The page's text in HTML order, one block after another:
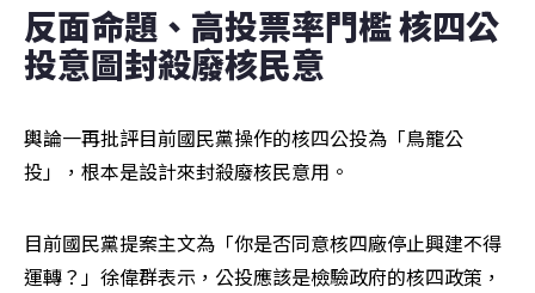
反面命題、高投票率門檻 核四公
投意圖封殺廢核民意
輿論一再批評目前國民黨操作的核四公投為「鳥籠公
投」，根本是設計來封殺廢核民意用。
目前國民黨提案主文為「你是否同意核四廠停止興建不得
運轉？」徐偉群表示，公投應該是檢驗政府的核四政策，